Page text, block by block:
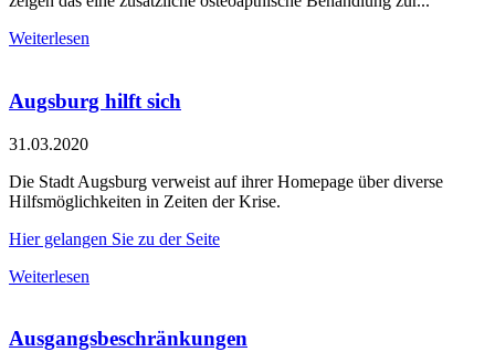
Weiterlesen
Augsburg hilft sich
31.03.2020
Die Stadt Augsburg verweist auf ihrer Homepage über diverse
Hilfsmöglichkeiten in Zeiten der Krise.
Hier gelangen Sie zu der Seite
Weiterlesen
Ausgangsbeschränkungen